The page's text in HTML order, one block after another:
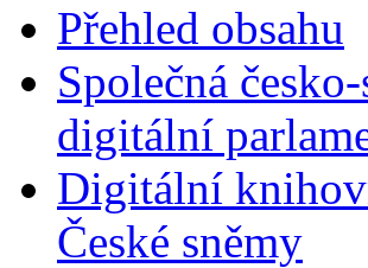
Přehled obsahu
Společná
digitální
Digitální
České sněmy